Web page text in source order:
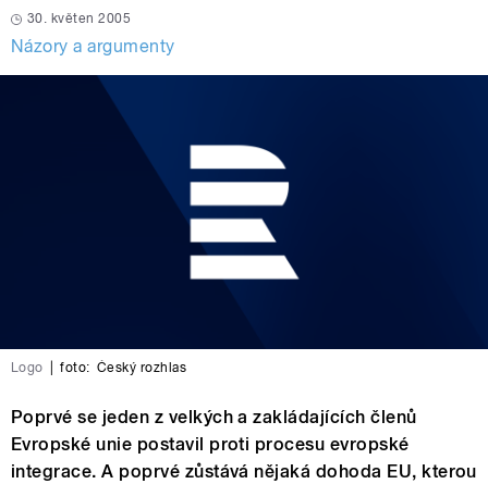
30. květen 2005
Názory a argumenty
Logo foto: Český rozhlas
Poprvé se jeden z velkých a zakládajících členů
Evropské unie postavil proti procesu evropské
integrace. A poprvé zůstává nějaká dohoda EU, kterou